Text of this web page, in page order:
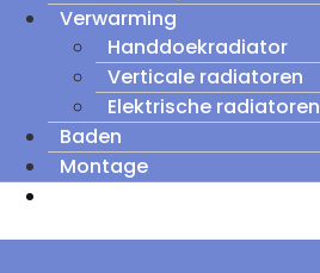
Verwarming
Handdoekradiator
Verticale radiatoren
Elektrische radiatoren
Baden
Montage